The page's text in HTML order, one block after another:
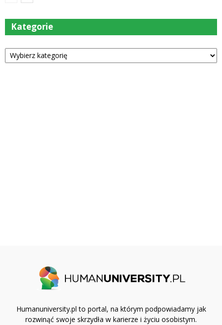
Kategorie
Kategorie
Humanuniversity.pl to portal, na którym podpowiadamy jak
rozwinąć swoje skrzydła w karierze i życiu osobistym.